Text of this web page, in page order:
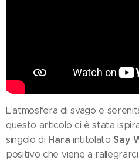
L'atmosfera di svago e
questo articolo ci è stata
singolo di Hara intitolato Say
positivo che viene a